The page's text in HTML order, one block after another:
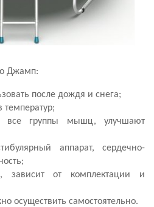
Джамп:
после дождя и снега;
температур;
все группы мышц, улучшают
аппарат, сердечно-
зависит от комплектации и
осуществить самостоятельно.